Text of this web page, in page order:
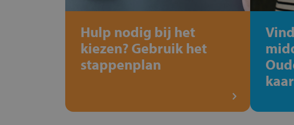
Hulp nodig bij het
kiezen? Gebruik het
stappenplan